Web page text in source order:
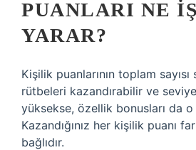
PUANLARI NE
YARAR?
Kişilik puanlarının toplam
rütbeleri kazandırabilir ve
yüksekse, özellik bonusları da
Kazandığınız her kişilik puanı
bağlıdır.